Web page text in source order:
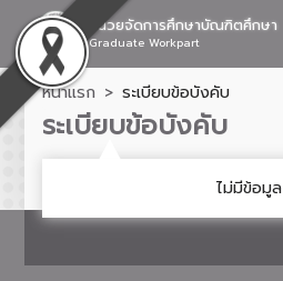
หน่วยจัดการศึกษาบัณฑิตศึกษา
Graduate Workpart
หน้าแรก ระเบียบข้อบังคับ
ระเบียบข้อบังคับ
ไม่มีข้อมูล